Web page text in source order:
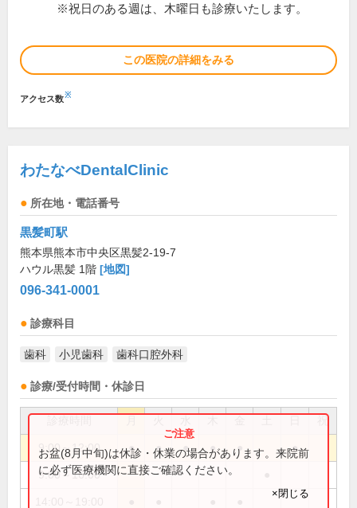
※祝日のある週は、木曜日も診療いたします。
この医院の詳細をみる
アクセス数※
わたなべDentalClinic
所在地・電話番号
黒髪町駅
熊本県熊本市中央区黒髪2-19-7
ハウル黒髪 1階 [地図]
096-341-0001
診療科目
歯科 小児歯科 歯科口腔外科
診療/受付時間・休診日
祝
9:00～12:00 ● ● ● ● ● ●
9:00～16:00
お盆(8月中旬)は休診・休業の場合があります。来院前
に必ず医療機関に直接ご確認ください。
×閉じる